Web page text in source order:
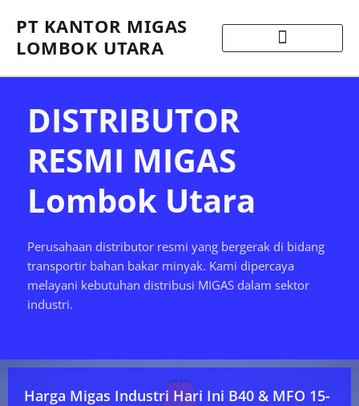
PT KANTOR MIGAS
LOMBOK UTARA
DISTRIBUTOR
RESMI MIGAS
Lombok Utara
Perusahaan distributor resmi yang bergerak di bidang
transportir bahan bakar minyak. Kami dipercaya
melayani kebutuhan distribusi MIGAS dalam sektor
industri.
Harga Migas Industri Hari Ini B40 & MFO 15-